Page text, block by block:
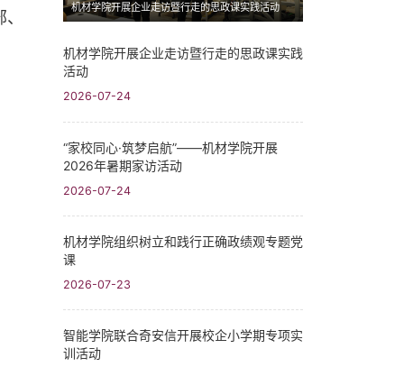
机材学院开展企业走访暨行走的思政课实践活动
机材学院开展企业走访暨行走的思政课实践
活动
2026-07-24
“家校同心·筑梦启航”——机材学院开展
2026年暑期家访活动
2026-07-24
机材学院组织树立和践行正确政绩观专题党
课
2026-07-23
智能学院联合奇安信开展校企小学期专项实
训活动